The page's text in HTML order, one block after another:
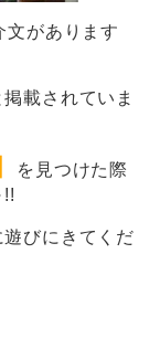
文があります
載されていま
を見つけた際
!!
びにきてくだ